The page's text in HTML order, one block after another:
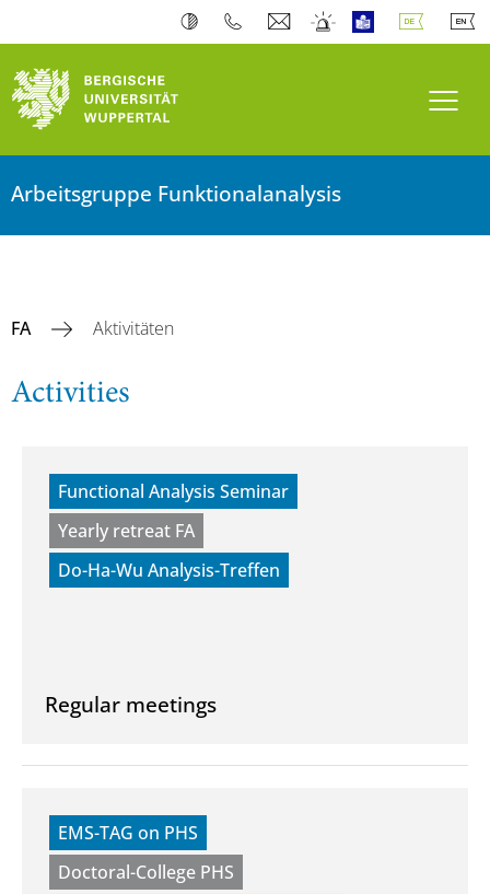
Arbeitsgruppe Funktionalanalysis
FA Aktivitäten
Activities
Functional Analysis Seminar
Yearly retreat FA
Do-Ha-Wu Analysis-Treffen
Regular meetings
EMS-TAG on PHS
Doctoral-College PHS